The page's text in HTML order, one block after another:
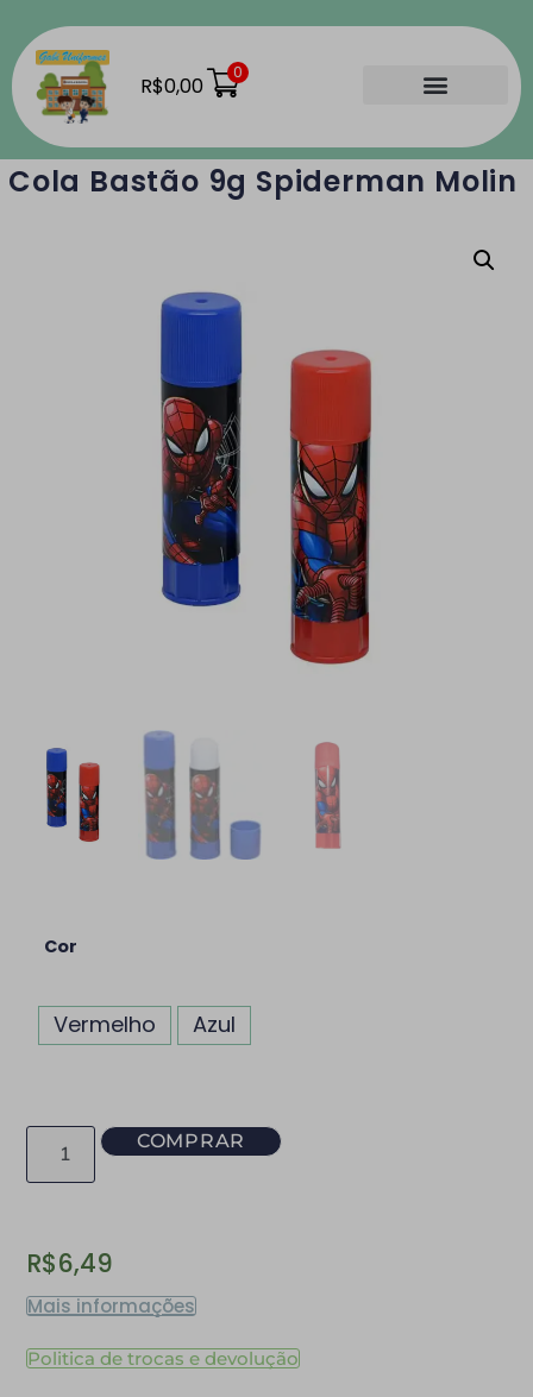
R$0,00 0
Cola Bastão 9g Spiderman Molin
Cor
Vermelho Azul
COMPRAR
R$6,49
Mais informações
Politica de trocas e devolução